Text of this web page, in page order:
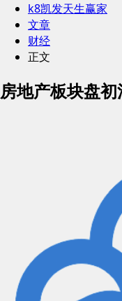
k8凯发天生赢家
文章
财经
正文
房地产板块盘